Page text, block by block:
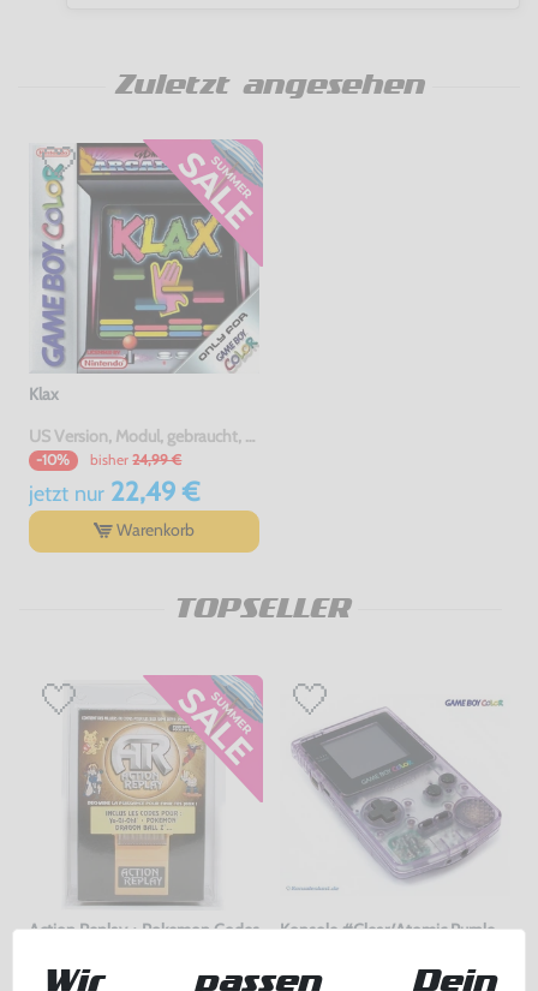
Zuletzt angesehen
Klax
US Version, Modul, gebraucht, NEUWERTIG
-10% bisher 24,99 €
jetzt nur22,49 €
Warenkorb
TOPSELLER
Action Replay + Pokemon Codes
für GameBoy Color/Pocket, NEU & OVP
Konsole #Clear/Atomic Purple
gebraucht
Wir passen Dein